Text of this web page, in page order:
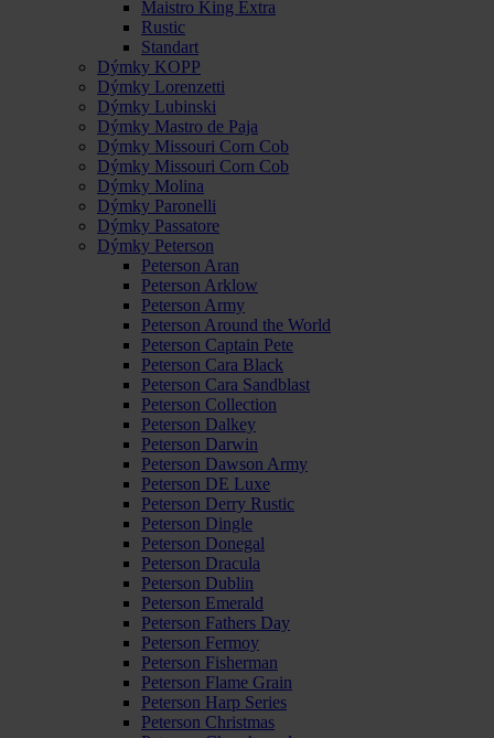
Maistro King Extra
Rustic
Standart
Dýmky KOPP
Dýmky Lorenzetti
Dýmky Lubinski
Dýmky Mastro de Paja
Dýmky Missouri Corn Cob
Dýmky Missouri Corn Cob
Dýmky Molina
Dýmky Paronelli
Dýmky Passatore
Dýmky Peterson
Peterson Aran
Peterson Arklow
Peterson Army
Peterson Around the World
Peterson Captain Pete
Peterson Cara Black
Peterson Cara Sandblast
Peterson Collection
Peterson Dalkey
Peterson Darwin
Peterson Dawson Army
Peterson DE Luxe
Peterson Derry Rustic
Peterson Dingle
Peterson Donegal
Peterson Dracula
Peterson Dublin
Peterson Emerald
Peterson Fathers Day
Peterson Fermoy
Peterson Fisherman
Peterson Flame Grain
Peterson Harp Series
Peterson Christmas